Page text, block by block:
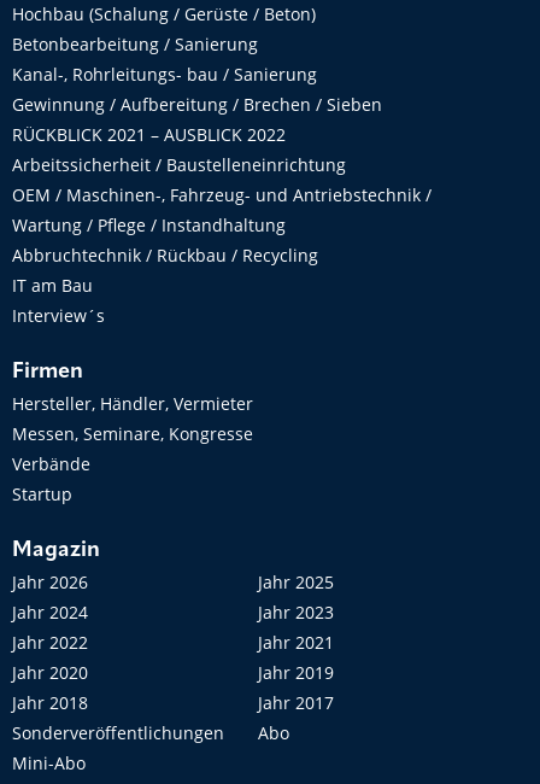
Hochbau (Schalung / Gerüste / Beton)
Betonbearbeitung / Sanierung
Kanal-, Rohrleitungs- bau / Sanierung
Gewinnung / Aufbereitung / Brechen / Sieben
RÜCKBLICK 2021 – AUSBLICK 2022
Arbeitssicherheit / Baustelleneinrichtung
OEM / Maschinen-, Fahrzeug- und Antriebstechnik /
Wartung / Pflege / Instandhaltung
Abbruchtechnik / Rückbau / Recycling
IT am Bau
Interview´s
Firmen
Hersteller, Händler, Vermieter
Messen, Seminare, Kongresse
Verbände
Startup
Magazin
Jahr 2026
Jahr 2025
Jahr 2024
Jahr 2023
Jahr 2022
Jahr 2021
Jahr 2020
Jahr 2019
Jahr 2018
Jahr 2017
Sonderveröffentlichungen
Abo
Mini-Abo